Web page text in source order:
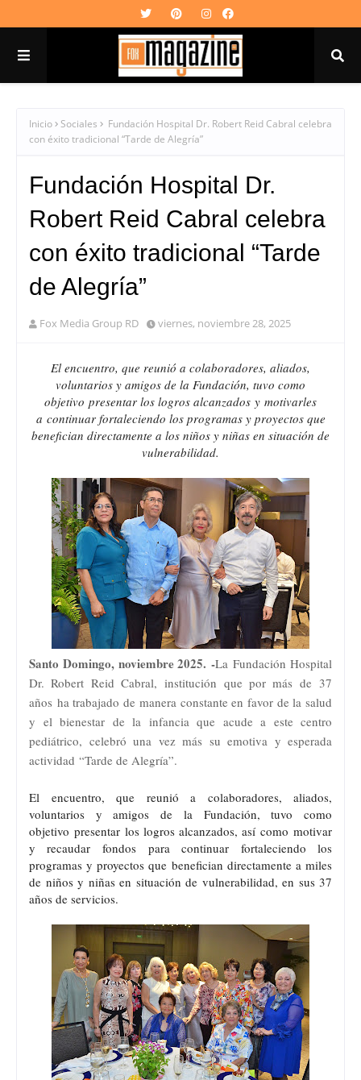
Inicio Sociales
Fundación Hospital Dr. Robert Reid Cabral celebra
con éxito tradicional “Tarde de Alegría”
Fundación Hospital Dr.
Robert Reid Cabral celebra
con éxito tradicional “Tarde
de Alegría”
Fox Media Group RD viernes, noviembre 28, 2025
El encuentro, que reunió a colaboradores, aliados,
voluntarios y amigos de la Fundación, tuvo como
objetivo presentar los logros alcanzados y motivarles
a continuar fortaleciendo los programas y proyectos que
benefician directamente a los niños y niñas en situación de
vulnerabilidad.
Santo Domingo, noviembre 2025. -La Fundación Hospital
Dr. Robert Reid Cabral, institución que por más de 37
años ha trabajado de manera constante en favor de la salud
y el bienestar de la infancia que acude a este centro
pediátrico, celebró una vez más su emotiva y esperada
actividad “Tarde de Alegría”.
El encuentro, que reunió a colaboradores, aliados,
voluntarios y amigos de la Fundación, tuvo como
objetivo presentar los logros alcanzados, así como motivar
y recaudar fondos para continuar fortaleciendo los
programas y proyectos que benefician directamente a miles
de niños y niñas en situación de vulnerabilidad, en sus 37
años de servicios.